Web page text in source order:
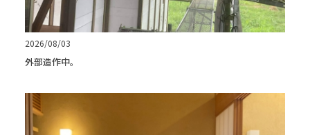
2026/08/03
外部造作中。